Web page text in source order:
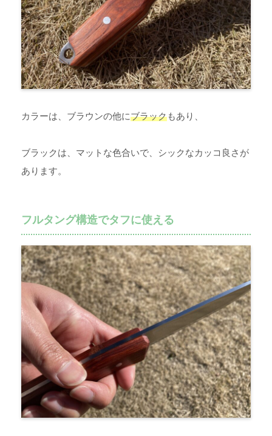
カラーは、ブラウンの他にブラックもあり、
ブラックは、マットな色合いで、シックなカッコ良さが
あります。
フルタング構造でタフに使える